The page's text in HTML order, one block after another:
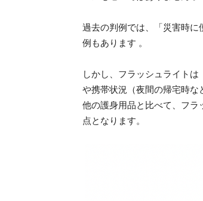
過去の判例では、「災害時
例もあります 。
しかし、フラッシュライト
や携帯状況（夜間の帰宅時な
他の護身用品と比べて、フ
点となります。